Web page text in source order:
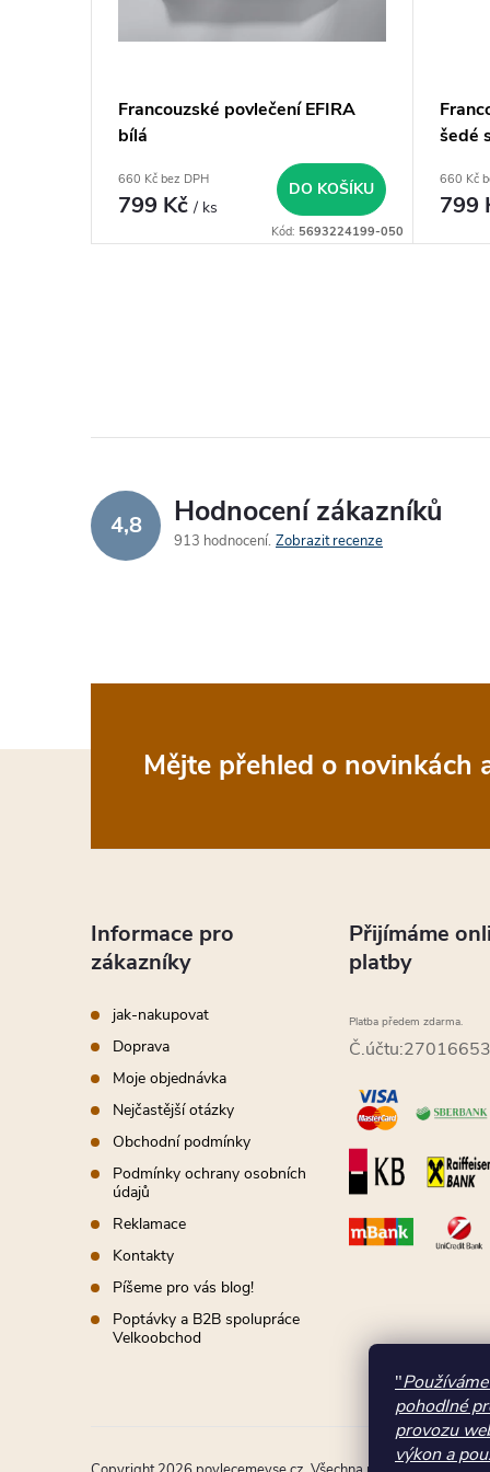
"
pohodlné
provozu
výkon a
ů
u
Francouzské povlečení EFIRA
bílá
660 Kč bez DPH
799 Kč/ ks
DO KOŠÍKU
Kód: 5693224199-050
šedé
660 Kč
799
d
a
p
v
y
ý
p
i
s
u
4,8 Hodnocení zákazníků
913 hodnocení Zobrazit recenze
Mějte přehled o novinkách
Informace pro
zákazníky
jak-nakupovat
Doprava
Moje objednávka
Nejčastější otázky
Obchodní podmínky
Podmínky ochrany osobních
údajů
Reklamace
Kontakty
Píšeme pro vás blog!
Poptávky a B2B spolupráce
Velkoobchod
Přijímáme
platby
Platba předem zdarma.